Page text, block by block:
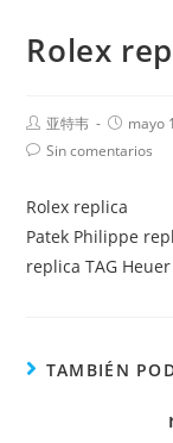
Rolex
亚特韦 mayo
Sin comentarios
Rolex replica
Patek Philippe
replica TAG
TAMBIÉN